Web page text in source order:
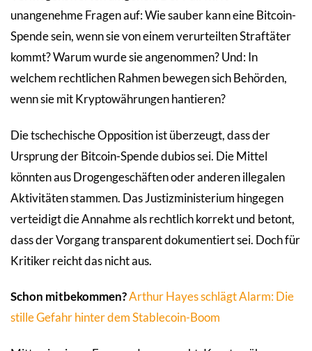
unangenehme Fragen auf: Wie sauber kann eine Bitcoin-
Spende sein, wenn sie von einem verurteilten Straftäter
kommt? Warum wurde sie angenommen? Und: In
welchem rechtlichen Rahmen bewegen sich Behörden,
wenn sie mit Kryptowährungen hantieren?
Die tschechische Opposition ist überzeugt, dass der
Ursprung der Bitcoin-Spende dubios sei. Die Mittel
könnten aus Drogengeschäften oder anderen illegalen
Aktivitäten stammen. Das Justizministerium hingegen
verteidigt die Annahme als rechtlich korrekt und betont,
dass der Vorgang transparent dokumentiert sei. Doch für
Kritiker reicht das nicht aus.
Schon mitbekommen?Arthur Hayes schlägt Alarm: Die
stille Gefahr hinter dem Stablecoin-Boom